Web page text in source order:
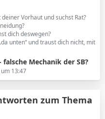
Vorhaut und suchst Rat?
dich deswegen?
unten“ und traust dich nicht, mit
Mechanik der SB?
um 13:47
zum Thema